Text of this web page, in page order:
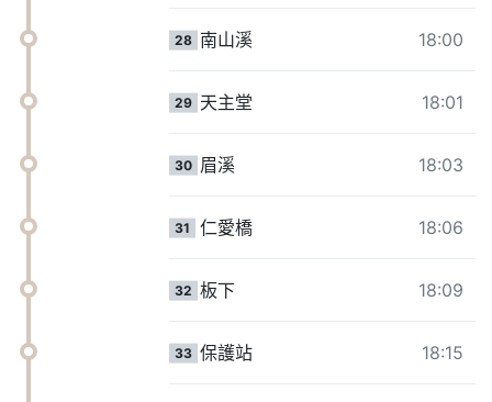
28 南山溪 18:00
29 天主堂 18:01
30 眉溪 18:03
31 仁愛橋 18:06
32 板下 18:09
33 保護站 18:15